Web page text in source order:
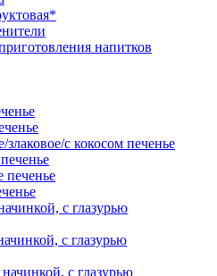
напитков
злаковое/с кокосом печенье
печенье
с глазурью
с глазурью
с глазурью